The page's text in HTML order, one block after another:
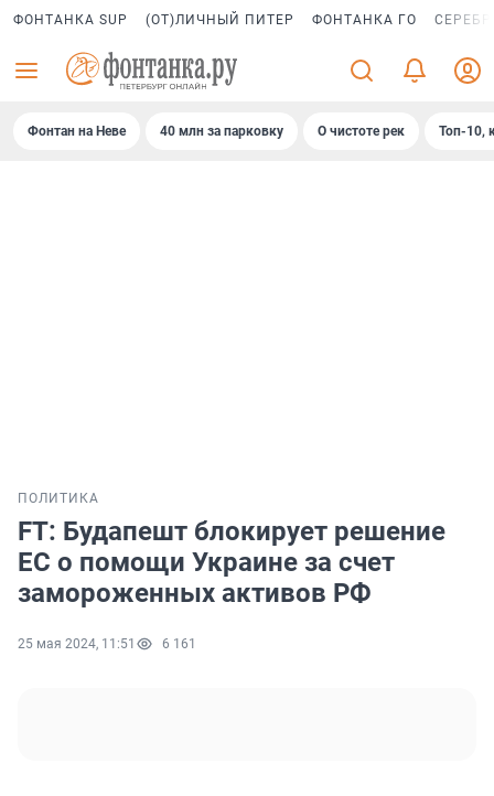
ФОНТАНКА SUP (ОТ)ЛИЧНЫЙ ПИТЕР ФОНТАНКА ГО
Фонтан на Неве 40 млн за парковку О чистоте рек Топ-10,
ПОЛИТИКА
FT: Будапешт блокирует решение
ЕС о помощи Украине за счет
замороженных активов РФ
25 мая 2024, 11:51 6 161